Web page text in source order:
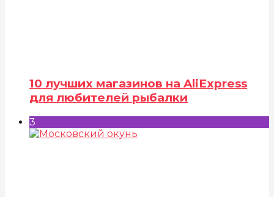
10 лучших магазинов на AliExpress
для любителей рыбалки
3